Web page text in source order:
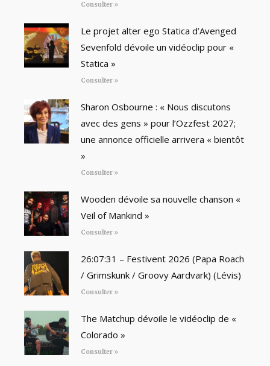
Consulter »
Le projet alter ego Statica d’Avenged
Sevenfold dévoile un vidéoclip pour «
Statica »
Consulter »
Sharon Osbourne : « Nous discutons
avec des gens » pour l’Ozzfest 2027;
une annonce officielle arrivera « bientôt
»
Consulter »
Wooden dévoile sa nouvelle chanson «
Veil of Mankind »
Consulter »
26:07:31 – Festivent 2026 (Papa Roach
/ Grimskunk / Groovy Aardvark) (Lévis)
Consulter »
The Matchup dévoile le vidéoclip de «
Colorado »
Consulter »